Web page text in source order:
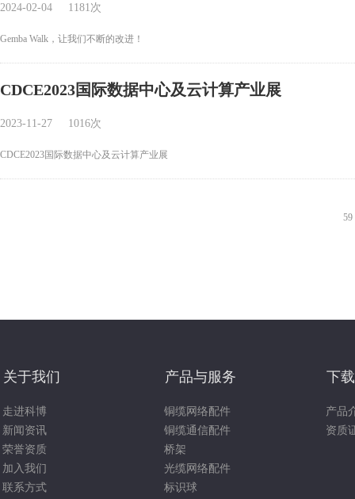
2024-02-04 1181次
Gemba Walk，让我们不断的改进！
CDCE2023国际数据中心及云计算产业展
2023-11-27 1016次
CDCE2023国际数据中心及云计算产业展
关于我们
走进科博
新闻资讯
荣誉资质
加入我们
联系方式
产品与服务
铜缆网络配件
铜缆通信配件
桥架
光缆网络配件
标识球
下
产品
资质